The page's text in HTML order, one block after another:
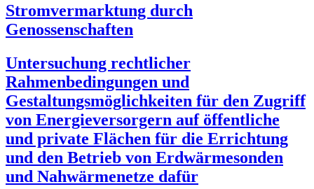
Stromvermarktung durch
Genossenschaften
Untersuchung rechtlicher
Rahmenbedingungen und
Gestaltungsmöglichkeiten für den Zugriff
von Energieversorgern auf öffentliche
und private Flächen für die Errichtung
und den Betrieb von Erdwärmesonden
und Nahwärmenetze dafür